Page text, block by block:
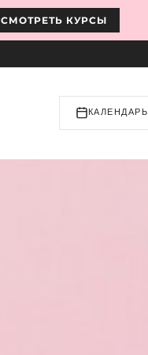
КАЛЕНДАРЬ
СМОТРЕТЬ КУРСЫ